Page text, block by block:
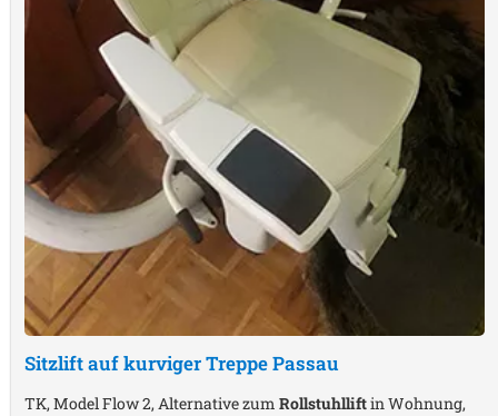
Sitzlift auf kurviger TreppePassau
TK, Model Flow 2, Alternative zum Rollstuhlliftin Wohnung,